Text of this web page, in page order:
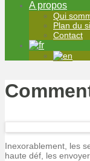
A propos
Qui
Plan du
Contact
Inexorablement, les
haute déf, les